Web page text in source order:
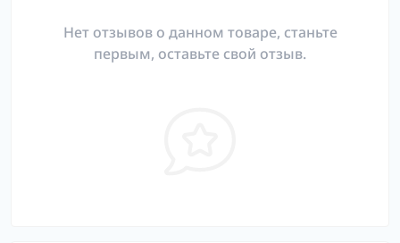
Нет отзывов о данном товаре, станьте
первым, оставьте свой отзыв.